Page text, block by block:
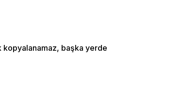
kopyalanamaz, başka yerde